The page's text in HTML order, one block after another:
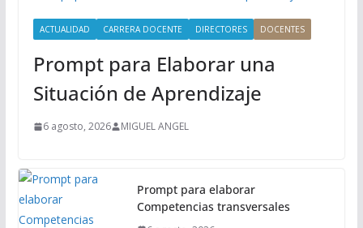
ACTUALIDAD CARRERA DOCENTE DIRECTORES DOCENTES
Prompt para Elaborar una
Situación de Aprendizaje
6 agosto, 2026 MIGUEL ANGEL
Prompt para elaborar
Competencias transversales